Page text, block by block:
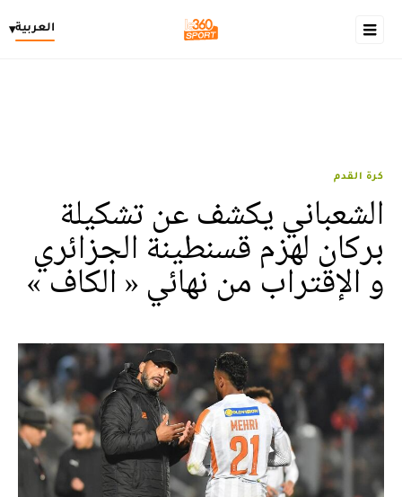
العربية▾
كرة القدم
الشعباني يكشف عن تشكيلة
بركان لهزم قسنطينة الجزائري
و الإقتراب من نهائي « الكاف »